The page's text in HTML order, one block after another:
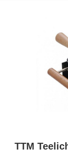
TTM